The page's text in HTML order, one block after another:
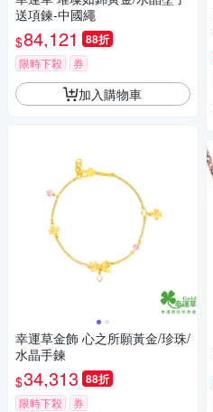
送項鍊-中國繩
$84,121 88折
限時下殺 券
加入購物車
幸運草金飾 心之所願黃金/珍珠/
水晶手鍊
$34,313 88折
限時下殺 券